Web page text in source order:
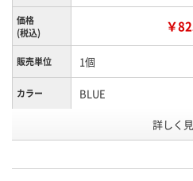
価格
(税込)
￥
販売単位 1個
カラー BLUE
×高さ
直径Φ8×高さ8cm
お申込番号 AXW4764
詳しく